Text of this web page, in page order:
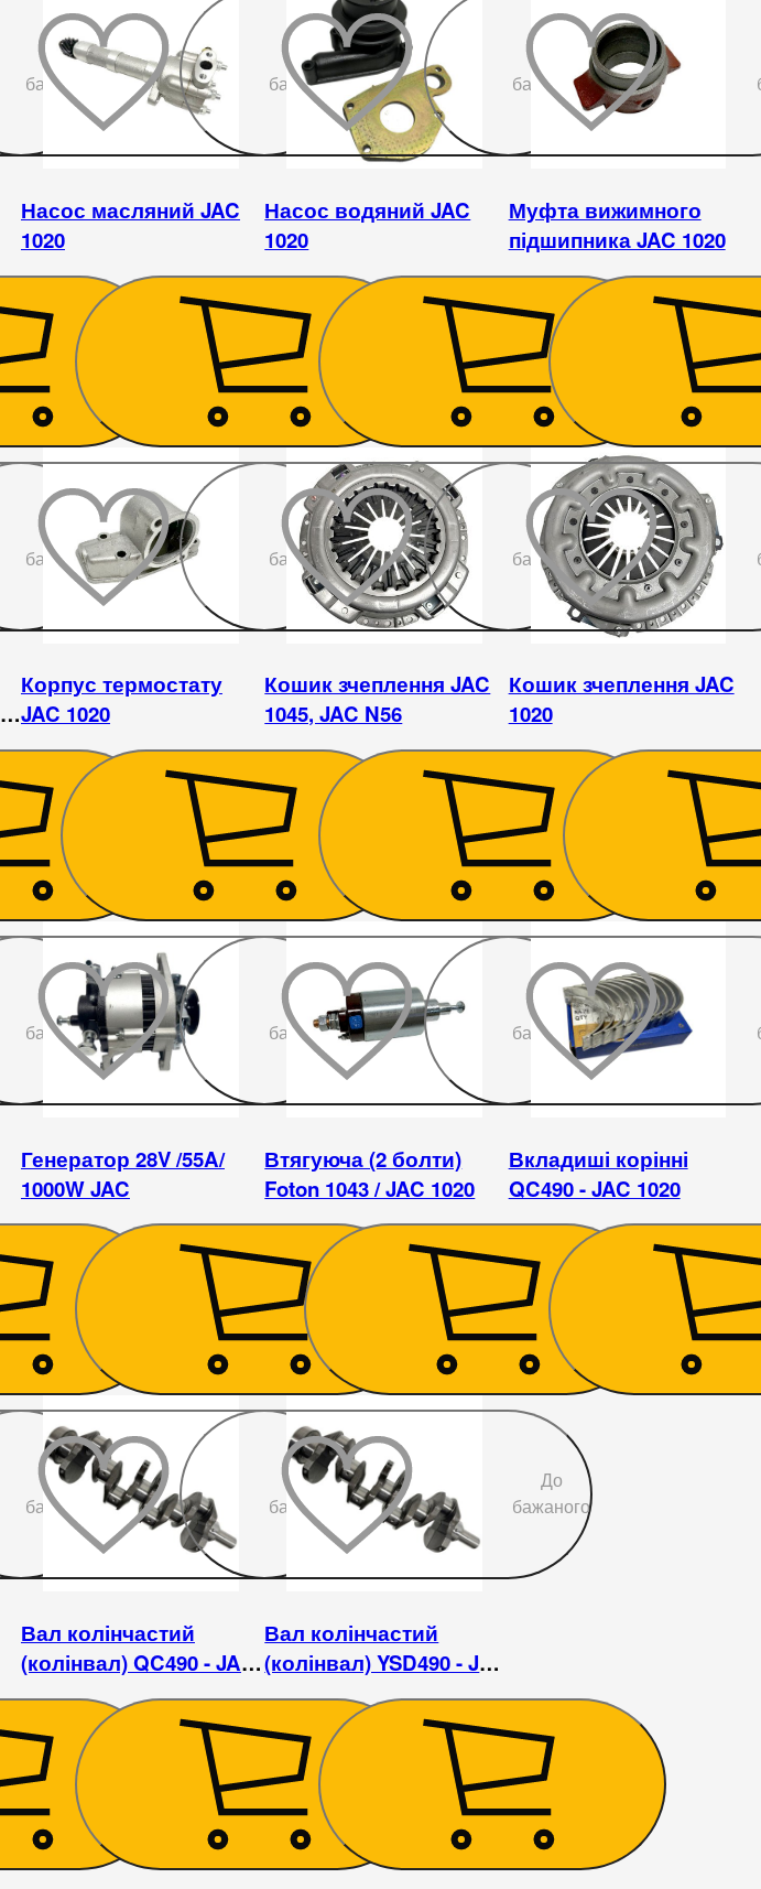
До
бажаного
До
бажаного
Насос масляний JAC
1020
1 575
бажаного
Насос водяний JAC
1020
1 440 ₴
Муфта вижимного
підшипника JAC 1020
180₴
бажаного
До
бажаного
Корпус термостату
JAC 1020
495
До
бажаного
Кошик зчеплення JAC
1045, JAC N56
2 925 ₴
Кошик зчеплення JAC
1020
2 250
бажаного
бажаного
Генератор 28V /55A/
1000W JAC
4 050
бажаного
Втягуюча (2 болти)
Foton 1043 / JAC 1020
833₴
Вкладиші корінні
QC490 - JAC 1020
504
До
бажаного
До
бажаного
Вал колінчастий
(колінвал) QC490 - JAC
1020
6 750
До
бажаного
Вал колінчастий
(колінвал) YSD490 - JAC
1020
6 750 ₴